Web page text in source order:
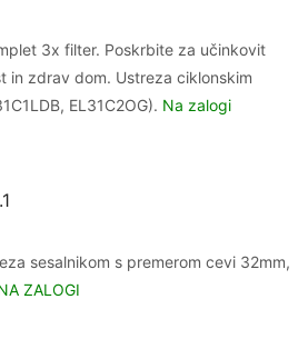
3x filter. Poskrbite za učinkovit
in zdrav dom. Ustreza ciklonskim
EL31C2OG). Na zalogi
sesalnikom s premerom cevi 32mm,
ZALOGI